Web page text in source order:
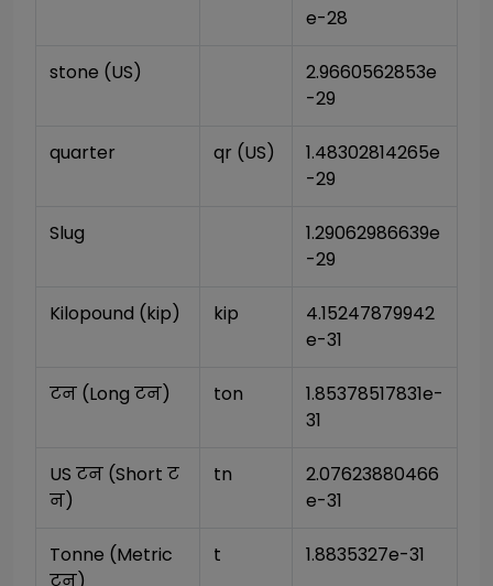
e-28
stone (US)
2.9660562853e
-29
quarter qr (US)
1.48302814265e
-29
Slug
1.29062986639e
-29
Kilopound (kip) kip
4.15247879942
e-31
टन (Long टन) ton
1.85378517831e-
31
US टन (Short ट
न)
tn
2.07623880466
e-31
Tonne (Metric
t 1.8835327e-31